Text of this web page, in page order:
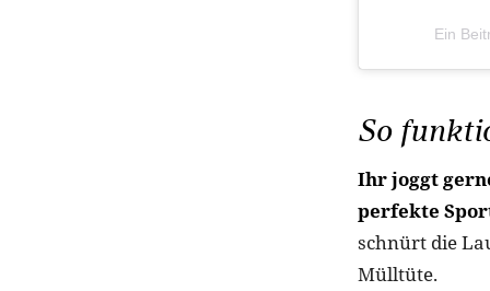
Ein
So
Ihr joggt
perfekte
schnürt die
Mülltüte.